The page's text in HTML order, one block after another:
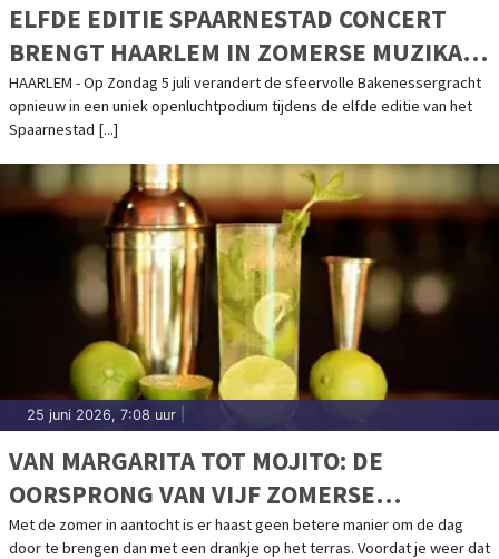
ELFDE EDITIE SPAARNESTAD CONCERT
BRENGT HAARLEM IN ZOMERSE MUZIKALE
SFEER
HAARLEM - Op Zondag 5 juli verandert de sfeervolle Bakenessergracht
opnieuw in een uniek openluchtpodium tijdens de elfde editie van het
Spaarnestad [...]
25 juni 2026, 7:08 uur
VAN MARGARITA TOT MOJITO: DE
OORSPRONG VAN VIJF ZOMERSE
COCKTAILKLASSIEKERS
Met de zomer in aantocht is er haast geen betere manier om de dag
door te brengen dan met een drankje op het terras. Voordat je weer dat